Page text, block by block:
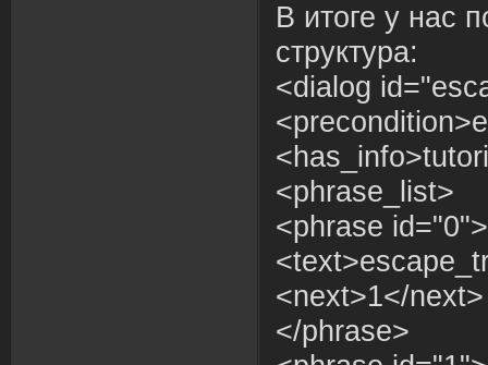
В итоге у нас
структура:
<dialog
<phrase_list>
<phrase id="0">
<next>1</next>
</phrase>